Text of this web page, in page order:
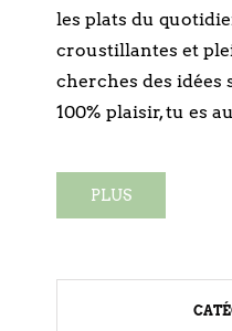
les plats du
croustillantes et
cherches des idées
100% plaisir, tu es
PLUS